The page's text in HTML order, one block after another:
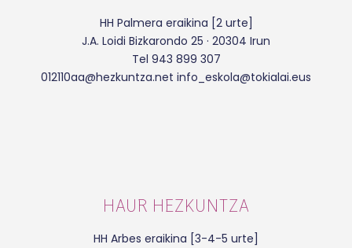
HH Palmera eraikina [2 urte]
J.A. Loidi Bizkarondo 25 · 20304 Irun
Tel 943 899 307
012110aa@hezkuntza.net info_eskola@tokialai.eus
HAUR HEZKUNTZA
HH Arbes eraikina [3-4-5 urte]